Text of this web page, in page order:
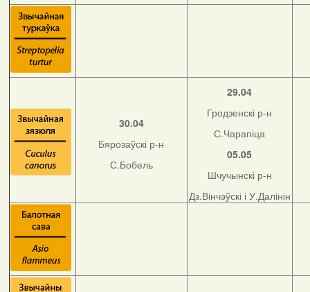
30.04
Бярозаўскі р-н
С.Бобель
29.04
Гродзенскі р-н
С.Чарапіца
05.05
Шчучынскі р-н
Дз.Вінчэўскі і У.Далінін